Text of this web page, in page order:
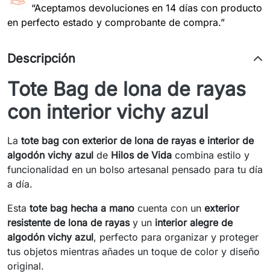
“Aceptamos devoluciones en 14 días con producto
en perfecto estado y comprobante de compra.”
Descripción
Tote Bag de lona de rayas
con interior vichy azul
La tote bag con exterior de lona de rayas e interior de
algodón vichy azul de Hilos de Vida combina estilo y
funcionalidad en un bolso artesanal pensado para tu día
a día.
Esta tote bag hecha a mano cuenta con un exterior
resistente de lona de rayasy un interior alegre de
algodón vichy azul, perfecto para organizar y proteger
tus objetos mientras añades un toque de color y diseño
original.